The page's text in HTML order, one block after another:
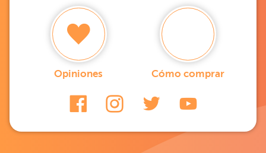
Opiniones Cómo comprar